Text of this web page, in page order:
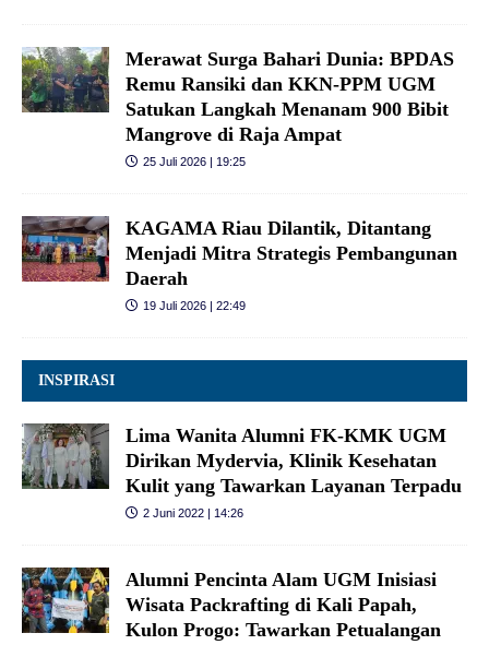
Merawat Surga Bahari Dunia: BPDAS
Remu Ransiki dan KKN-PPM UGM
Satukan Langkah Menanam 900 Bibit
Mangrove di Raja Ampat
25 Juli 2026 | 19:25
KAGAMA Riau Dilantik, Ditantang
Menjadi Mitra Strategis Pembangunan
Daerah
19 Juli 2026 | 22:49
INSPIRASI
Lima Wanita Alumni FK-KMK UGM
Dirikan Mydervia, Klinik Kesehatan
Kulit yang Tawarkan Layanan Terpadu
2 Juni 2022 | 14:26
Alumni Pencinta Alam UGM Inisiasi
Wisata Packrafting di Kali Papah,
Kulon Progo: Tawarkan Petualangan